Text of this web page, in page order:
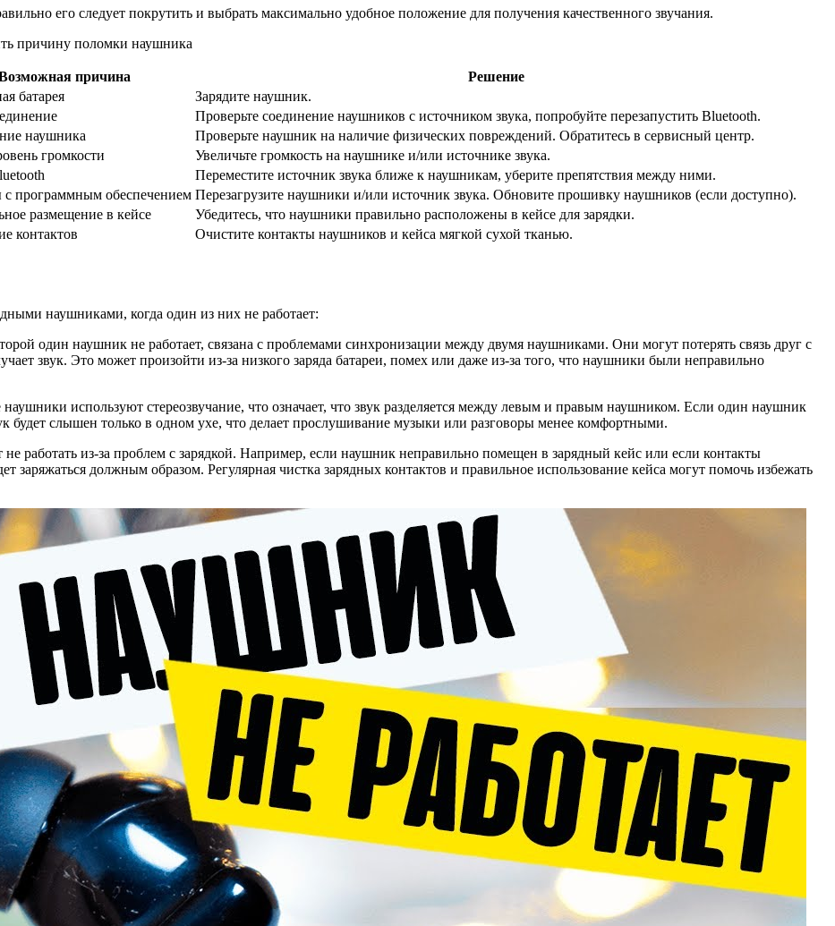
его следует покрутить и выбрать максимально удобное положение для получения качественного звучания.
причина
Решение
батарея
Зарядите наушник.
Проверьте соединение наушников с источником звука, попробуйте перезапустить Bluetooth.
наушника
Проверьте наушник на наличие физических повреждений. Обратитесь в сервисный центр.
громкости
Увеличьте громкость на наушнике и/или источнике звука.
Переместите источник звука ближе к наушникам, уберите препятствия между ними.
программным обеспечением Перезагрузите наушники и/или источник звука. Обновите прошивку наушников (если доступно).
размещение в кейсе
Убедитесь, что наушники правильно расположены в кейсе для зарядки.
контактов Очистите контакты наушников и кейса мягкой сухой тканью.
наушниками, когда один из них не работает:
один наушник не работает, связана с проблемами синхронизации между двумя наушниками. Они могут потерять связь друг с
звук. Это может произойти из-за низкого заряда батареи, помех или даже из-за того, что наушники были неправильно
используют стереозвучание, что означает, что звук разделяется между левым и правым наушником. Если один наушник
будет слышен только в одном ухе, что делает прослушивание музыки или разговоры менее комфортными.
работать из-за проблем с зарядкой. Например, если наушник неправильно помещен в зарядный кейс или если контакты
заряжаться должным образом. Регулярная чистка зарядных контактов и правильное использование кейса могут помочь избежать